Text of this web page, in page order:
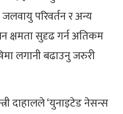
परिवर्तन र अन्य
क्षमता सुदृढ गर्न अतिकम
लगानी बढाउनु जरुरी
दाहालले ‘युनाइटेड नेसन्स